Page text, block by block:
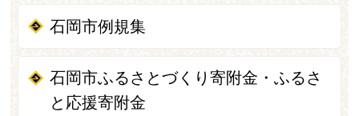
石岡市例規集
石岡市ふるさとづくり寄附金・ふるさ
と応援寄附金